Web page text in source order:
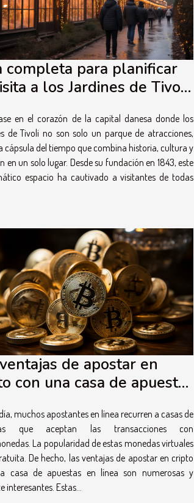
completa para planificar
a los Jardines de Tivoli
y consejos
en el corazón de la capital danesa donde los
de Tivoli no son solo un parque de atracciones,
cápsula del tiempo que combina historia, cultura y
en un solo lugar. Desde su fundación en 1843, este
espacio ha cautivado a visitantes de todas
de apostar en
con una casa de apuestas
muchos apostantes en línea recurren a casas de
que aceptan las transacciones con
La popularidad de estas monedas virtuales
De hecho, las ventajas de apostar en cripto
casa de apuestas en línea son numerosas y
interesantes. Estas...